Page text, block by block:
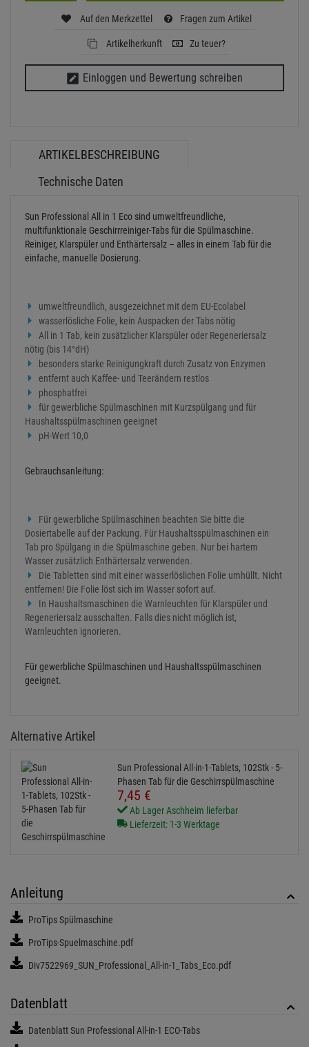
Auf den Merkzettel Fragen zum Artikel
Artikelherkunft Zu teuer?
Einloggen und Bewertung schreiben
ARTIKELBESCHREIBUNG
Technische Daten
Sun Professional All in 1 Eco sind umweltfreundliche,
multifunktionale Geschirrreiniger-Tabs für die Spülmaschine.
Reiniger, Klarspüler und Enthärtersalz – alles in einem Tab für die
einfache, manuelle Dosierung.
umweltfreundlich, ausgezeichnet mit dem EU-Ecolabel
wasserlösliche Folie, kein Auspacken der Tabs nötig
All in 1 Tab, kein zusätzlicher Klarspüler oder Regeneriersalz
nötig (bis 14°dH)
besonders starke Reinigungkraft durch Zusatz von Enzymen
entfernt auch Kaffee- und Teerändern restlos
phosphatfrei
für gewerbliche Spülmaschinen mit Kurzspülgang und für
Haushaltsspülmaschinen geeignet
pH-Wert 10,0
Gebrauchsanleitung:
Für gewerbliche Spülmaschinen beachten Sie bitte die
Dosiertabelle auf der Packung. Für Haushaltsspülmaschinen ein
Tab pro Spülgang in die Spülmaschine geben. Nur bei hartem
Wasser zusätzlich Enthärtersalz verwenden.
Die Tabletten sind mit einer wasserlöslichen Folie umhüllt. Nicht
entfernen! Die Folie löst sich im Wasser sofort auf.
In Haushaltsmaschinen die Warnleuchten für Klarspüler und
Regeneriersalz ausschalten. Falls dies nicht möglich ist,
Warnleuchten ignorieren.
Für gewerbliche Spülmaschinen und Haushaltsspülmaschinen
geeignet.
Alternative Artikel
Sun Professional All-in-1-Tablets, 102Stk - 5-
Phasen Tab für die Geschirrspülmaschine
7,45 €
Ab Lager Aschheim lieferbar
Lieferzeit: 1-3 Werktage
Anleitung
ProTips Spülmaschine
ProTips-Spuelmaschine.pdf
Div7522969_SUN_Professional_All-in-1_Tabs_Eco.pdf
Datenblatt
Datenblatt Sun Professional All-in-1 ECO-Tabs